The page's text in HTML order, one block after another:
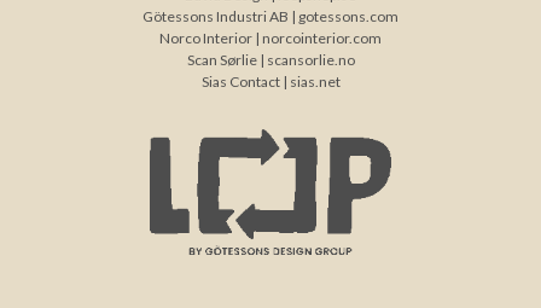
Götessons Industri AB | gotessons.com
Norco Interior | norcointerior.com
Scan Sørlie | scansorlie.no
Sias Contact | sias.net